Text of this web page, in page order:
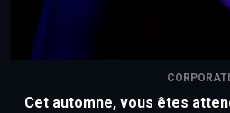
Cet automne, vous êtes